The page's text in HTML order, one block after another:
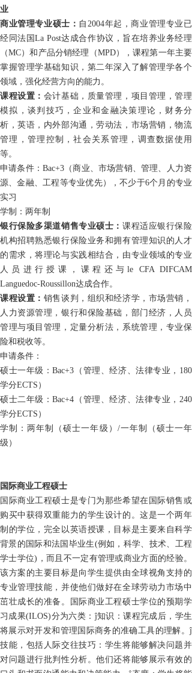
业
商业管理专业硕士： 自2004年起，商业管理专业已
经同法国La Post达成合作协议，旨在培养业务经理
（MC）和产品分销经理（MPD），课程第一年主要
掌握管理学基础知识，第二年深入了解管理学各个
领域，强化经营方向的能力。
课程设置： 会计基础，质量管理，项目管理，管理
模拟，谈判技巧，企业和金融决策理论，财务分
析，英语，内外部沟通，劳动法，市场营销，物流
管理，管理控制，社会关系管理，调查数据使用
等。
申请条件： Bac+3（商业、市场营销、管理、人力资
源、金融、工程等专业优先），不少于6个月的专业
实习
学制：两年制
银行保险多渠道销售专业硕士： 课程适应银行保险
机构招聘熟悉银行保险业务和拥有管理知识的人才
的需求，将理论与实践相结合，由专业领域的专业
人员进行授课，课程还与le CFA DIFCAM
Languedoc-Roussillon达成合作。
课程设置： 销售谈判，组织和经济学，市场营销，
人力资源管理，银行和保险基础，部门经济，人员
管理与项目管理，定量分析法，系统管理，专业保
险和税收等。
申请条件：
硕士一年级：Bac+3（管理、经济、法律专业， 180
学分ECTS ）
硕士二年级：Bac+4（管理、经济、法律专业， 240
学分ECTS ）
学制：两年制（硕士一年级）/一年制（硕士一年
级）
国际商业工程硕士
国际商业工程硕士是专门为那些希望在国际销售或
购买中获得双重能力的学生设计的。这是一个两年
制的学位，完全以英语授课，目标是主要来自科学
背景的国际和法国毕业生(例如，科学、技术、工程
学士学位)，而且不一定有管理或商业方面的经验。
该方案的主要目标是向学生提供由全球视角支持的
专业管理技能，并使他们做好在全球劳动力市场中
茁壮成长的准备。国际商业工程硕士学位的预期学
习成果(ILOS)分为六类：ĵ知识：课程完成后，学生
将展示对开发和管理国际商务的准确工具的理解。ĵ
技能，包括人际交往技巧：学生将能够解决问题并
对问题进行批判性分析。他们还将能够展示有效的